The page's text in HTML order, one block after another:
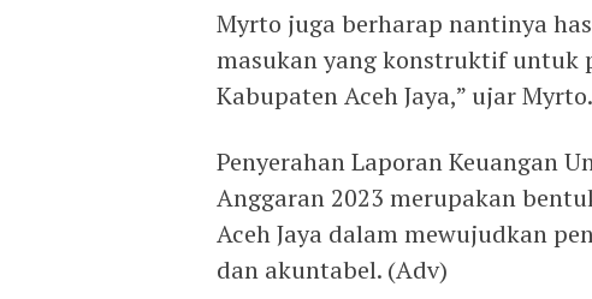
Myrto juga berharap nantinya
masukan yang konstruktif untuk
Kabupaten Aceh Jaya,” ujar Myrto.
Penyerahan Laporan Keuangan
Anggaran 2023 merupakan
Aceh Jaya dalam mewujudkan
dan akuntabel. (Adv)